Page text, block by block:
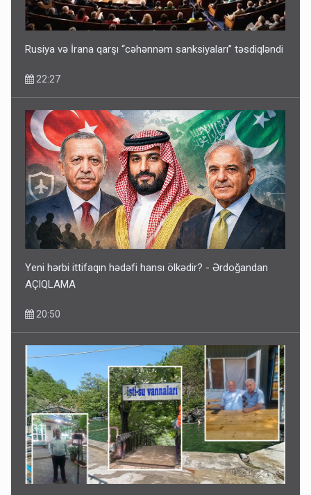
13:24
Kartdan karta istədiyiniz qədər köçürmə edə bilərsiniz -
VİDEO
11:06
Rusiya və İrana qarşı “cəhənnəm sanksiyaları” təsdiqləndi
22:27
Yeni hərbi ittifaqın hədəfi hansı ölkədir? - Ərdoğandan
AÇIQLAMA
20:50